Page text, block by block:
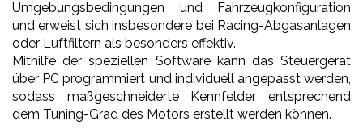
Umgebungsbedingungen und Fahrzeugkonfiguration
und erweist sich insbesondere bei Racing-Abgasanlagen
oder Luftfiltern als besonders effektiv.
Mithilfe der speziellen Software kann das Steuergerät
über PC programmiert und individuell angepasst werden,
sodass maßgeschneiderte Kennfelder entsprechend
dem Tuning-Grad des Motors erstellt werden können.